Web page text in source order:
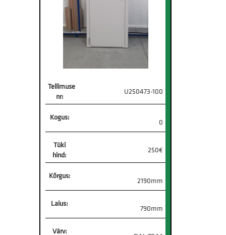
Tellimuse
nr:
U250473-100
Kogus:
0
Tüki
hind:
250€
Kõrgus:
2190mm
Laius:
790mm
Värv: